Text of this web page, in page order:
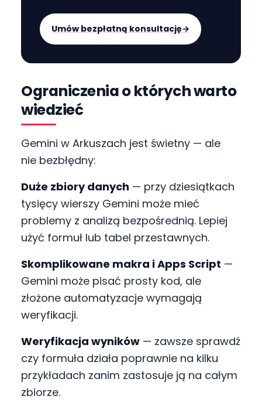
Umów bezpłatną konsultację→
Ograniczenia o których warto
wiedzieć
Gemini w Arkuszach jest świetny — ale
nie bezbłędny:
Duże zbiory danych — przy dziesiątkach
tysięcy wierszy Gemini może mieć
problemy z analizą bezpośrednią. Lepiej
użyć formuł lub tabel przestawnych.
Skomplikowane makra i Apps Script —
Gemini może pisać prosty kod, ale
złożone automatyzacje wymagają
weryfikacji.
Weryfikacja wyników — zawsze sprawdź
czy formuła działa poprawnie na kilku
przykładach zanim zastosuje ją na całym
zbiorze.